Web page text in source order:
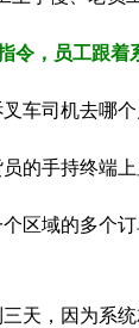
，员工跟着
车司机去哪
的手持终端
区域的多个
天，因为系